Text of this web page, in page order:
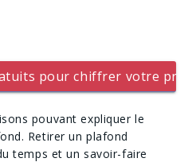
pour chiffrer votre
pouvant expliquer le
Retirer un plafond
temps et un savoir-faire